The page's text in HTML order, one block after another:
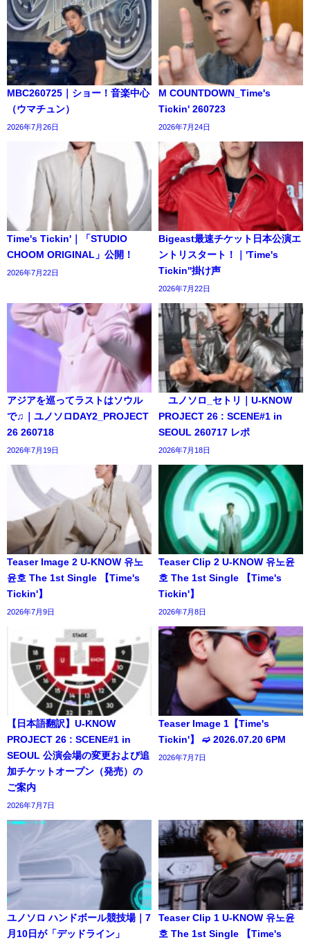
MBC260725｜ショー！音楽中心
（ウマチュン）
2026年7月26日
M COUNTDOWN_Time's
Tickin' 260723
2026年7月24日
Time's Tickin'｜「STUDIO
CHOOM ORIGINAL」公開！
2026年7月22日
Bigeast最速チケット日本公演エ
ントリスタート！｜'Time's
Tickin''掛け声
2026年7月22日
アジアを巡ってラストはソウル
で♫｜ユノソロDAY2_PROJECT
26 260718
2026年7月19日
ユノソロ_セトリ｜U-KNOW
PROJECT 26 : SCENE#1 in
SEOUL 260717 レポ
2026年7月18日
Teaser Image 2 U-KNOW 유노
윤호 The 1st Single 【Time's
Tickin'】
2026年7月9日
Teaser Clip 2 U-KNOW 유노윤
호 The 1st Single 【Time's
Tickin'】
2026年7月8日
【日本語翻訳】U-KNOW
PROJECT 26 : SCENE#1 in
SEOUL 公演会場の変更および追
加チケットオープン（発売）の
ご案内
2026年7月7日
Teaser Image 1【Time's
Tickin'】 ➫ 2026.07.20 6PM
2026年7月7日
ユノソロ ハンドボール競技場｜7
月10日が「デッドライン」
Teaser Clip 1 U-KNOW 유노윤
호 The 1st Single 【Time's